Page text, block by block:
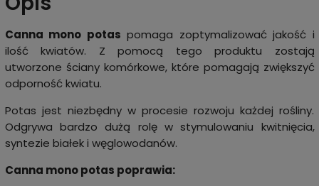
Canna mono potas pomaga zoptymalizować jakość i
ilość kwiatów. Z pomocą tego produktu zostają
utworzone ściany komórkowe, które pomagają zwiększyć
odporność kwiatu.
Potas jest niezbędny w procesie rozwoju każdej rośliny.
Odgrywa bardzo dużą rolę w stymulowaniu kwitnięcia,
syntezie białek i węglowodanów.
Canna mono potas poprawia: